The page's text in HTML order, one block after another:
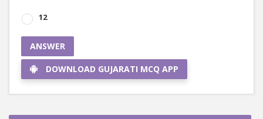
12
ANSWER
DOWNLOAD GUJARATI MCQ APP